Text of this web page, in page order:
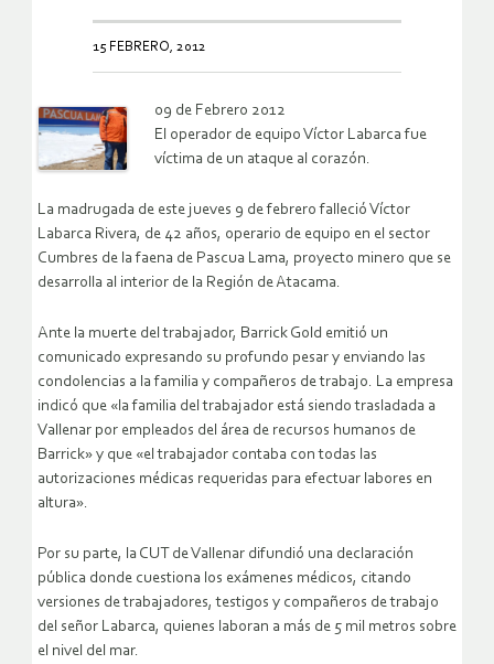
15 FEBRERO, 2012
09 de Febrero 2012
El operador de equipo Víctor Labarca fue
víctima de un ataque al corazón.
La madrugada de este jueves 9 de febrero falleció Víctor
Labarca Rivera, de 42 años, operario de equipo en el sector
Cumbres de la faena de Pascua Lama, proyecto minero que se
desarrolla al interior de la Región de Atacama .
Ante la muerte del trabajador, Barrick Gold emitió un
comunicado expresando su profundo pesar y enviando las
condolencias a la familia y compañeros de trabajo. La empresa
indicó que «la familia del trabajador está siendo trasladada a
Vallenar por empleados del área de recursos humanos de
Barrick» y que «el trabajador contaba con todas las
autorizaciones médicas requeridas para efectuar labores en
altura».
Por su parte, la CUT de Vallenar difundió una declaración
pública donde cuestiona los exámenes médicos, citando
versiones de trabajadores, testigos y compañeros de trabajo
del señor Labarca, quienes laboran a más de 5 mil metros sobre
el nivel del mar.